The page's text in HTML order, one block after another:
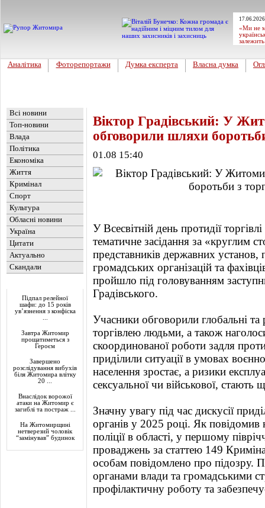
«Ми не
Аналітика Фоторепортажи Думка експерта Власна думка
Всі новини
Топ-новини
Влада
Політика
Економіка
Життя
Кримінал
Спорт
Культура
Обласні новини
Україна
Цитати
Актуально
Скандали
Підпал релейної
шафи: до 15 років
ув’язнення з конфіска
Завтра Житомир
прощатиметься з
Героєм
Завершено
розслідування вибухів
біля Житомира влітку
20 ...
Внаслідок ворожої
атаки на Житомир є
загиблі та постраж ...
На Житомирщині
нетверезий чоловік
“замінував” будинок
Віктор Градівський: У
обговорили шляхи
01.08 15:40
У Всесвітній день протидії
тематичне засідання за «круглим
представників державних установ,
громадських організацій та
пройшло під головуванням
Градівського.
Учасники обговорили глобальні та
торгівлею людьми, а також
скоординованої роботи задля
приділили ситуації в умовах
населення зростає, а ризики
сексуальної чи військової, стають
Значну увагу під час дискусії
органів у 2025 році. Як повідомив
поліції в області, у першому
проваджень за статтею 149
особам повідомлено про підозру.
органами влади та громадськими
профілактичну роботу та